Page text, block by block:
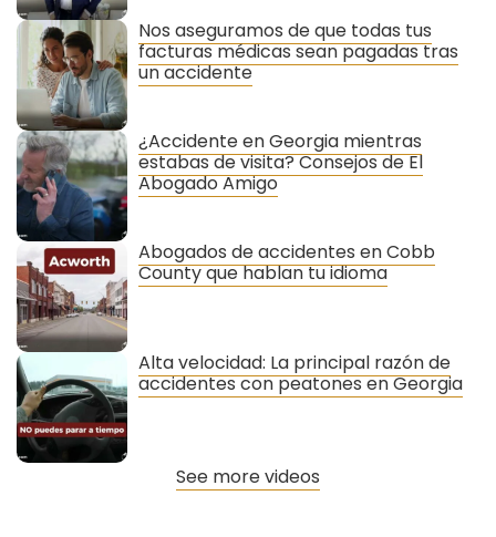
Nos aseguramos de que todas tus
facturas médicas sean pagadas tras
un accidente
¿Accidente en Georgia mientras
estabas de visita? Consejos de El
Abogado Amigo
Abogados de accidentes en Cobb
County que hablan tu idioma
Alta velocidad: La principal razón de
accidentes con peatones en Georgia
See more videos